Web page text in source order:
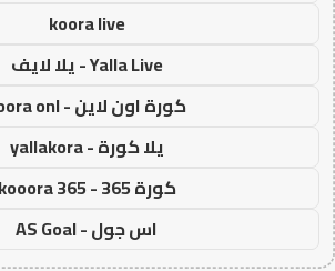
koora live
Yalla Live - يلا لايف
كورة اون لاين - koora onl
يلا كورة - yallakora
كورة 365 - kooora 365
اس جول - AS Goal